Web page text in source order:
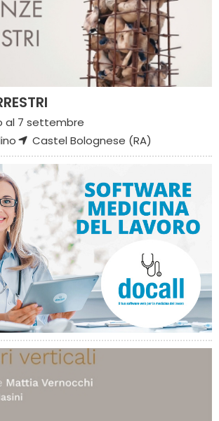
al 7 settembre
Castel Bolognese (RA)